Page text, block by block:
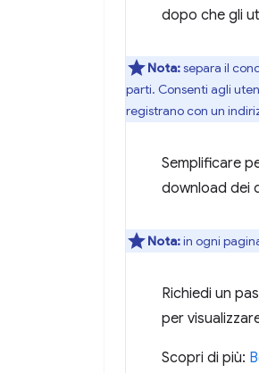
dopo che gli
Nota:separa il
parti. Consenti agli
registrano con un
Semplificare
download dei
Nota:in ogni
Richiedi un
per
Scopri di più: